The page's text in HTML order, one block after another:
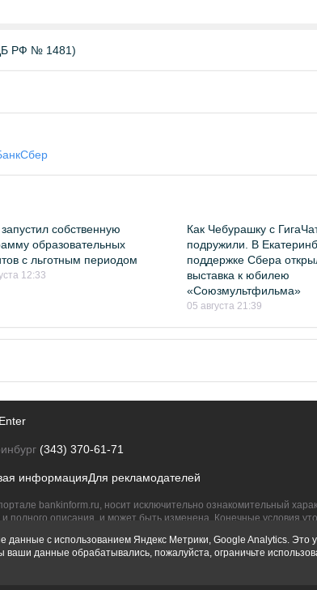
РФ № 1481)
Сбер
собственную
образовательных
с льготным периодом
12:33
Как Чебурашку с
подружили. В
поддержке Сбера
выставка к юбилею
«Союзмультфильма»
05 августа 21:39
(343) 370-61-71
информацияДля рекламодателей
bankinform.ru, носит исключительно ознакомительный
описания, и может быть изменена. Конечные условия
с использованием Яндекс Метрики, Google Analytics. Это
ваши данные обрабатывались, пожалуйста, ограничьте